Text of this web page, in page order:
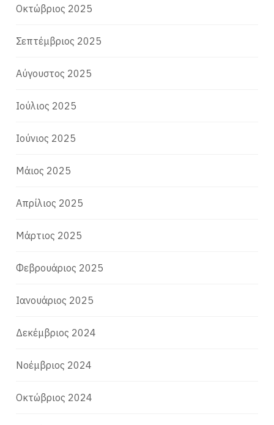
Οκτώβριος 2025
Σεπτέμβριος 2025
Αύγουστος 2025
Ιούλιος 2025
Ιούνιος 2025
Μάιος 2025
Απρίλιος 2025
Μάρτιος 2025
Φεβρουάριος 2025
Ιανουάριος 2025
Δεκέμβριος 2024
Νοέμβριος 2024
Οκτώβριος 2024